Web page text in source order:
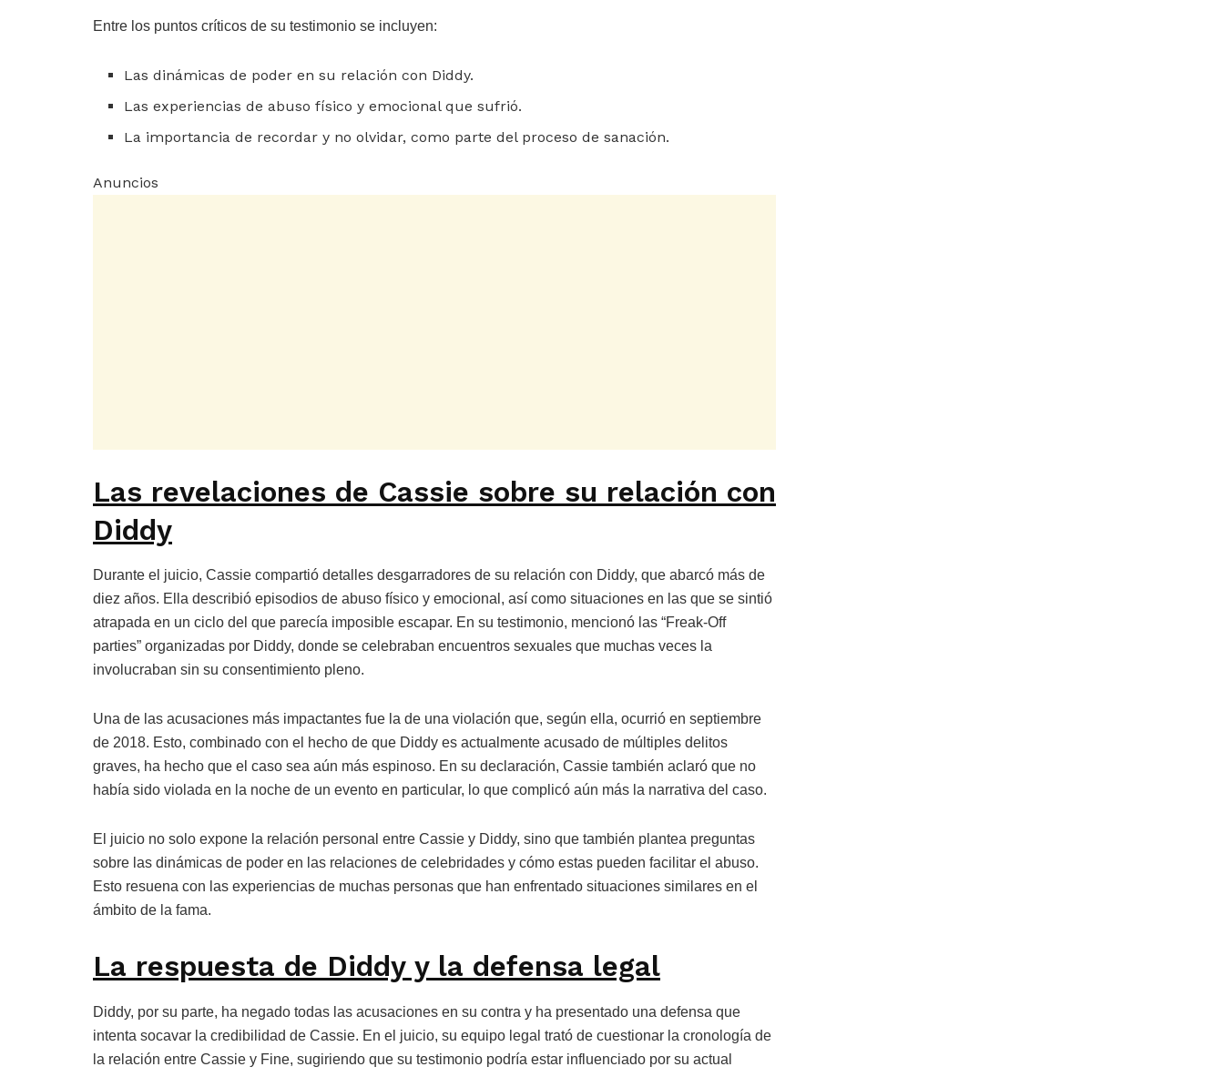
Entre los puntos críticos de su testimonio se incluyen:
Las dinámicas de poder en su relación con Diddy.
Las experiencias de abuso físico y emocional que sufrió.
La importancia de recordar y no olvidar, como parte del proceso de sanación.
Anuncios
Las revelaciones de Cassie sobre su relación con
Diddy
Durante el juicio, Cassie compartió detalles desgarradores de su relación con Diddy, que abarcó más de
diez años. Ella describió episodios de abuso físico y emocional, así como situaciones en las que se sintió
atrapada en un ciclo del que parecía imposible escapar. En su testimonio, mencionó las “Freak-Off
parties” organizadas por Diddy, donde se celebraban encuentros sexuales que muchas veces la
involucraban sin su consentimiento pleno.
Una de las acusaciones más impactantes fue la de una violación que, según ella, ocurrió en septiembre
de 2018. Esto, combinado con el hecho de que Diddy es actualmente acusado de múltiples delitos
graves, ha hecho que el caso sea aún más espinoso. En su declaración, Cassie también aclaró que no
había sido violada en la noche de un evento en particular, lo que complicó aún más la narrativa del caso.
El juicio no solo expone la relación personal entre Cassie y Diddy, sino que también plantea preguntas
sobre las dinámicas de poder en las relaciones de celebridades y cómo estas pueden facilitar el abuso.
Esto resuena con las experiencias de muchas personas que han enfrentado situaciones similares en el
ámbito de la fama.
La respuesta de Diddy y la defensa legal
Diddy, por su parte, ha negado todas las acusaciones en su contra y ha presentado una defensa que
intenta socavar la credibilidad de Cassie. En el juicio, su equipo legal trató de cuestionar la cronología de
la relación entre Cassie y Fine, sugiriendo que su testimonio podría estar influenciado por su actual